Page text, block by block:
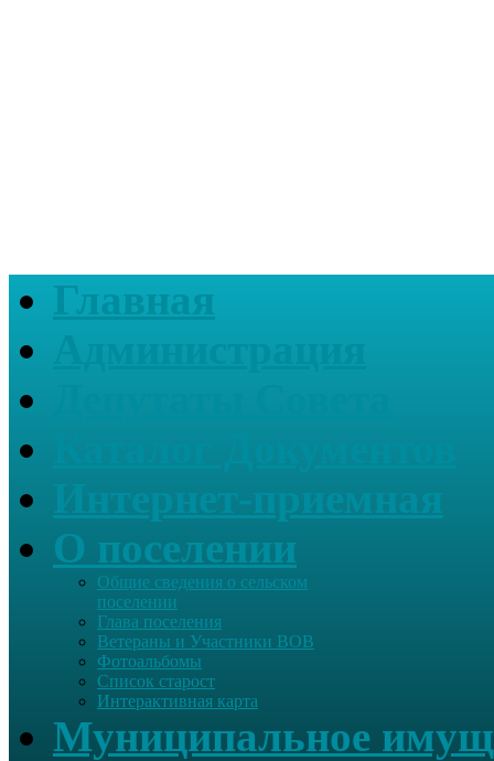
Главная
О поселении
Общие сведения о сельском
поселении
Глава поселения
Ветераны и Участники ВОВ
Фотоальбомы
Список старост
Интерактивная карта
Муниципальное